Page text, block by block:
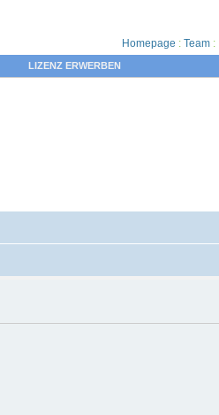
Homepage : Team :
LIZENZ ERWERBEN